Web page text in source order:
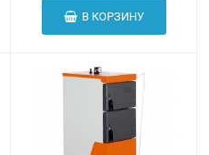
В КОРЗИНУ